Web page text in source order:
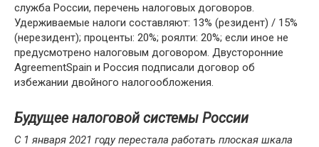
служба России, перечень налоговых договоров.
Удерживаемые налоги составляют: 13% (резидент) / 15%
(нерезидент); проценты: 20%; роялти: 20%; если иное не
предусмотрено налоговым договором. Двусторонние
AgreementSpain и Россия подписали договор об
избежании двойного налогообложения.
Будущее налоговой системы России
С 1 января 2021 году перестала работать плоская шкала